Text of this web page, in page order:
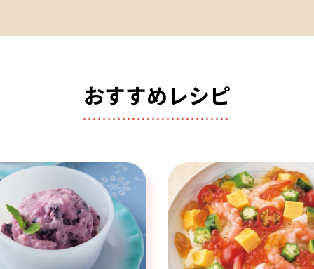
おすすめレシピ